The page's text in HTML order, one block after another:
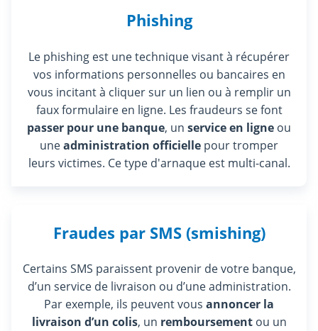
Phishing
Le phishing est une technique visant à récupérer
vos informations personnelles ou bancaires en
vous incitant à cliquer sur un lien ou à remplir un
faux formulaire en ligne. Les fraudeurs se font
passer pour une banque, un service en ligne ou
uneadministration officielle pour tromper
leurs victimes. Ce type d'arnaque est multi-canal.
Fraudes par SMS (smishing)
Certains SMS paraissent provenir de votre banque,
d’un service de livraison ou d’une administration.
Par exemple, ils peuvent vous annoncer la
livraison d’un colis, un remboursement ou un